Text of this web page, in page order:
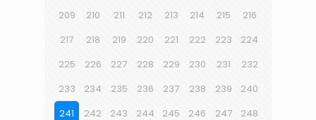
209
210 211 212 213 214 215
216
217
218 219 220 221 222 223
224
225
226 227 228 229 230 231
232
233
234 235 236 237 238 239
240
241
242 243 244 245 246 247
248